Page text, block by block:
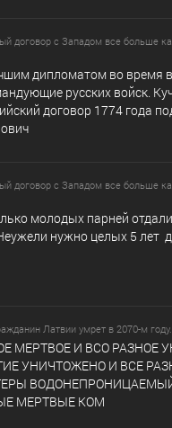
договор с Западом все больше
дипломатом во время
русских войск.
договор 1774 года
договор с Западом все больше
молодых парней
нужно целых 5 лет
Латвии умрет в 2070-м
МЕРТВОЕ И ВСО РАЗНОЕ
УНИЧТОЖЕНО И ВСЕ
МЕРТВЫЕ КОМ